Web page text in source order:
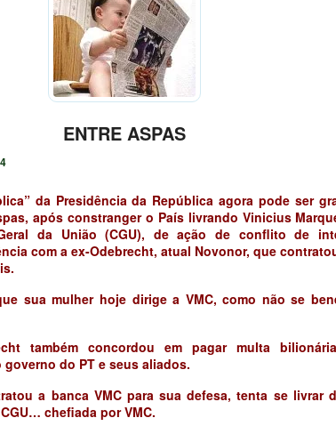
ENTRE ASPAS
da Presidência da República agora pode ser
após constranger o País livrando Vinicius
da União (CGU), de ação de conflito de
com a ex-Odebrecht, atual Novonor, que
sua mulher hoje dirige a VMC, como não se
também concordou em pagar multa
do PT e seus aliados.
a banca VMC para sua defesa, tenta se livrar
chefiada por VMC.